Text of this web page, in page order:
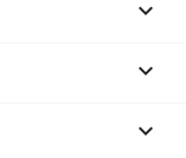


keyboard_arrow_down